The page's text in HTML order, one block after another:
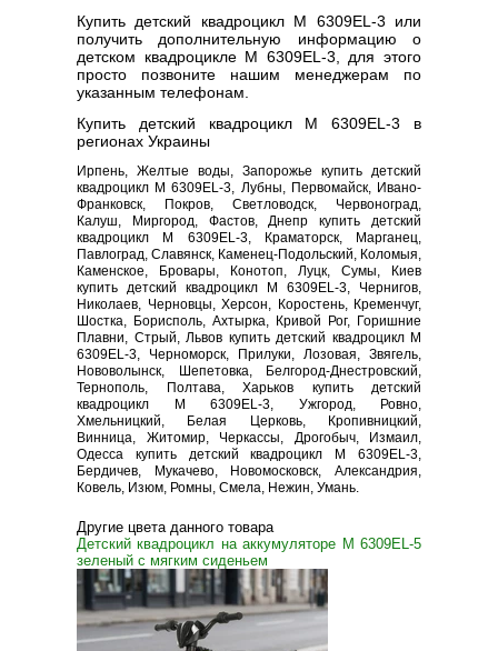
Купить детский квадроцикл M 6309EL-3 или
получить дополнительную информацию о
детском квадроцикле M 6309EL-3, для этого
просто позвоните нашим менеджерам по
указанным телефонам.
Купить детский квадроцикл M 6309EL-3 в
регионах Украины
Ирпень, Желтые воды, Запорожье купить детский
квадроцикл M 6309EL-3, Лубны, Первомайск, Ивано-
Франковск, Покров, Светловодск, Червоноград,
Калуш, Миргород, Фастов, Днепр купить детский
квадроцикл M 6309EL-3, Краматорск, Марганец,
Павлоград, Славянск, Каменец-Подольский, Коломыя,
Каменское, Бровары, Конотоп, Луцк, Сумы, Киев
купить детский квадроцикл M 6309EL-3, Чернигов,
Николаев, Черновцы, Херсон, Коростень, Кременчуг,
Шостка, Борисполь, Ахтырка, Кривой Рог, Горишние
Плавни, Стрый, Львов купить детский квадроцикл M
6309EL-3, Черноморск, Прилуки, Лозовая, Звягель,
Нововолынск, Шепетовка, Белгород-Днестровский,
Тернополь, Полтава, Харьков купить детский
квадроцикл M 6309EL-3, Ужгород, Ровно,
Хмельницкий, Белая Церковь, Кропивницкий,
Винница, Житомир, Черкассы, Дрогобыч, Измаил,
Одесса купить детский квадроцикл M 6309EL-3,
Бердичев, Мукачево, Новомосковск, Александрия,
Ковель, Изюм, Ромны, Смела, Нежин, Умань.
Другие цвета данного товара
Детский квадроцикл на аккумуляторе M 6309EL-5
зеленый с мягким сиденьем